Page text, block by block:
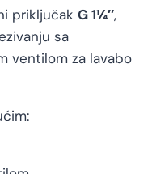
priključak G 1¼″,
sa
ventilom za lavabo